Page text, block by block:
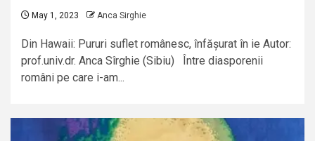
May 1, 2023 Anca Sirghie
Din Hawaii: Pururi suflet românesc, înfășurat în ie Autor:
prof.univ.dr. Anca Sîrghie (Sibiu) Între diasporenii
români pe care i-am...